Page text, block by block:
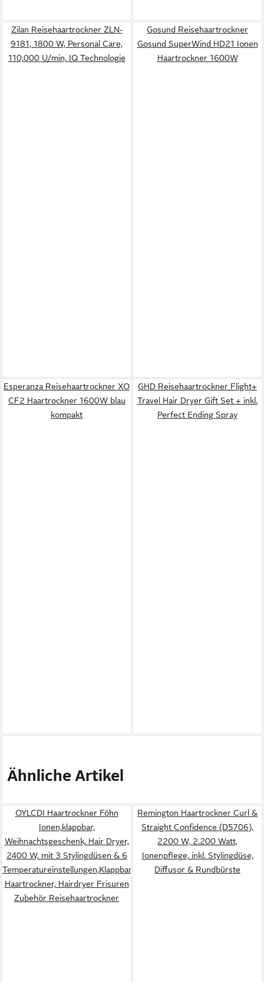
Zilan Reisehaartrockner ZLN-
9181, 1800 W, Personal Care,
110,000 U/min, IQ Technologie
Gosund Reisehaartrockner
Gosund SuperWind HD21 Ionen
Haartrockner 1600W
Esperanza Reisehaartrockner XO
CF2 Haartrockner 1600W blau
kompakt
GHD Reisehaartrockner Flight+
Travel Hair Dryer Gift Set + inkl.
Perfect Ending Spray
Ähnliche Artikel
OYLCDI Haartrockner Föhn
Ionen,klappbar,
Weihnachtsgeschenk, Hair Dryer,
2400 W, mit 3 Stylingdüsen & 6
Temperatureinstellungen,Klappbar
Haartrockner, Hairdryer Frisuren
Zubehör Reisehaartrockner
Remington Haartrockner Curl &
Straight Confidence (D5706),
2200 W, 2.200 Watt,
Ionenpflege, inkl. Stylingdüse,
Diffusor & Rundbürste